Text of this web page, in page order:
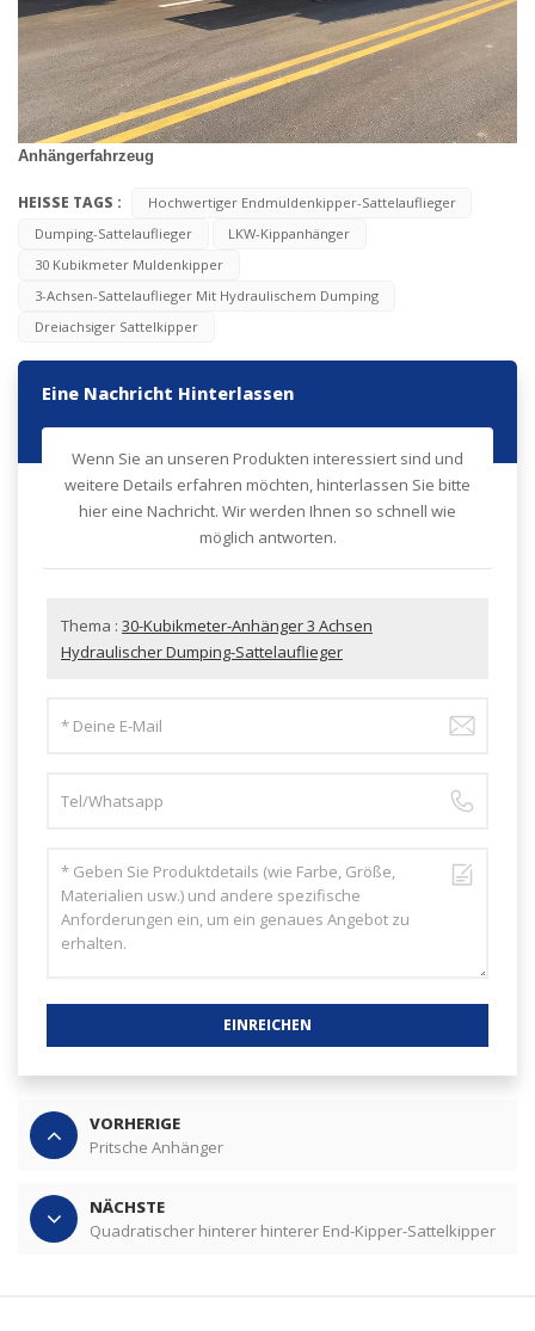
Anhängerfahrzeug
HEISSE TAGS :
Hochwertiger Endmuldenkipper-Sattelauflieger
Dumping-Sattelauflieger
LKW-Kippanhänger
30 Kubikmeter Muldenkipper
3-Achsen-Sattelauflieger Mit Hydraulischem Dumping
Dreiachsiger Sattelkipper
Eine Nachricht Hinterlassen
Wenn Sie an unseren Produkten interessiert sind und
weitere Details erfahren möchten, hinterlassen Sie bitte
hier eine Nachricht. Wir werden Ihnen so schnell wie
möglich antworten.
Thema : 30-Kubikmeter-Anhänger 3 Achsen
Hydraulischer Dumping-Sattelauflieger
EINREICHEN
VORHERIGE
Pritsche Anhänger
NÄCHSTE
Quadratischer hinterer hinterer End-Kipper-Sattelkipper